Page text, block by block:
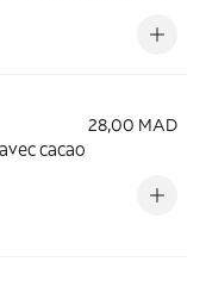
28,00 MAD
cacao